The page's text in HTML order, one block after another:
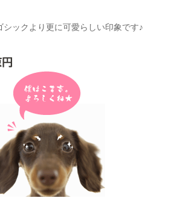
ックより更に可愛らしい印象です♪